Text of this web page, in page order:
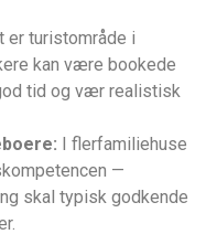
er turistområde i
kan være bookede
tid og vær realistisk
I flerfamiliehuse
—
skal typisk godkende